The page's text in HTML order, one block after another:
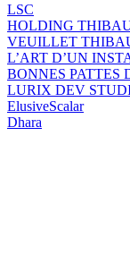
LSC
HOLDING
VEUILLET
L’ART D’UN
BONNES PATTES
LURIX DEV
ElusiveScalar
Dhara